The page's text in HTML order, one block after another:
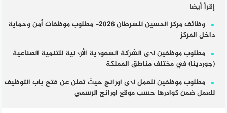
إقرأ أيضا
وظائف مركز الحسين للسرطان 2026- مطلوب موظفات أمن وحماية
داخل المركز
مطلوب موظفين لدى الشركة السعودية الأردنية للتنمية الصناعية
(جوردينا) في مختلف مناطق المملكة
مطلوب موظفين للعمل لدى اورانج حيث تعلن عن فتح باب التوظيف
للعمل ضمن كوادرها حسب موقع اورانج الرسمي